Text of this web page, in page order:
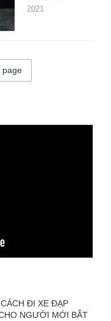
2021
page
ĐI XE ĐẠP
NGƯỜI MỚI BẮT